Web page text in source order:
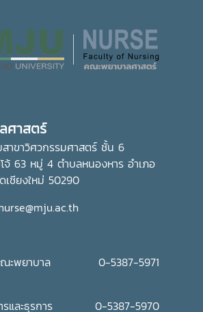
ศาสตร์
สาขาวิศวกรรมศาสตร์ ชั้น 6
จ้ 63 หมู่ 4 ตำบลหนองหาร อำเภอ
ชียงใหม่ 50290
พยาบาล
0-5387-5971
และธุรการ 0-5387-5970